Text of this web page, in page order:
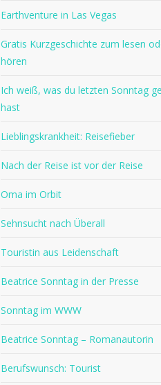
Earthventure in Las Vegas
Gratis Kurzgeschichte zum lesen
hören
Ich weiß, was du letzten Sonntag
hast
Lieblingskrankheit: Reisefieber
Nach der Reise ist vor der Reise
Oma im Orbit
Sehnsucht nach Überall
Touristin aus Leidenschaft
Beatrice Sonntag in der Presse
Sonntag im WWW
Beatrice Sonntag – Romanautorin
Berufswunsch: Tourist